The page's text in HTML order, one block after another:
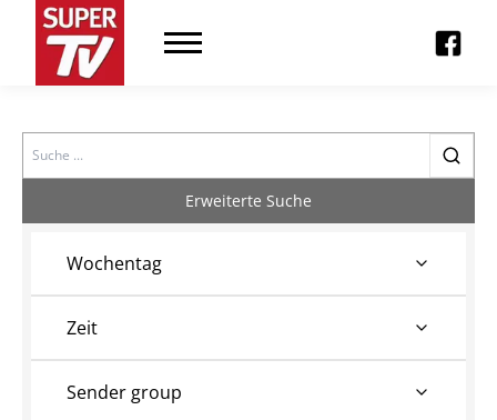
Search
Erweiterte Suche
Wochentag
Zeit
Sender group